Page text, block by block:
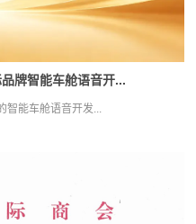
牌智能车舱语音开...
能车舱语音开发...